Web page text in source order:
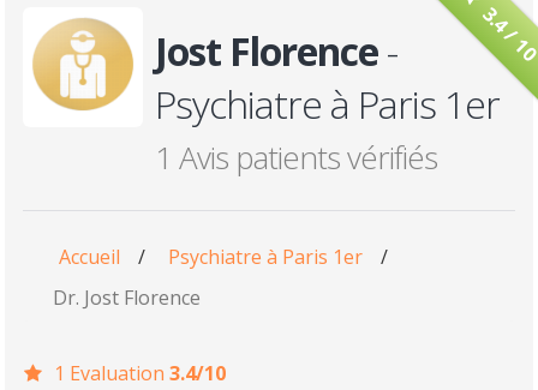
3.4 /
Jost Florence-
Psychiatre à Paris 1er
1 Avis patients vérifiés
Accueil / Psychiatre à Paris 1er
/
Dr. Jost Florence
1 Evaluation 3.4/10